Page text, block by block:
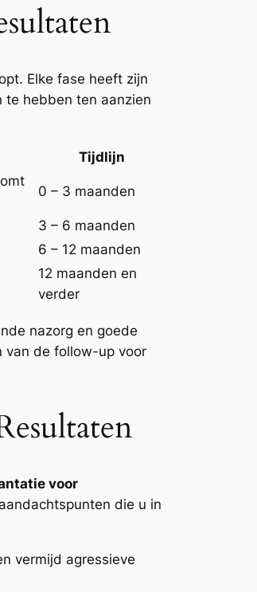
Elke fase heeft zijn
te hebben ten aanzien
Tijdlijn
0 – 3 maanden
3 – 6 maanden
6 – 12 maanden
12 maanden en
verder
nazorg en goede
van de follow-up voor
voor
die u in
vermijd agressieve